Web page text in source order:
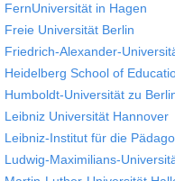
FernUniversität in Hagen
Freie Universität Berlin
Friedrich-Alexander-
Heidelberg School of
Humboldt-Universität zu
Leibniz Universität Hannover
Leibniz-Institut für die
Ludwig-Maximilians-